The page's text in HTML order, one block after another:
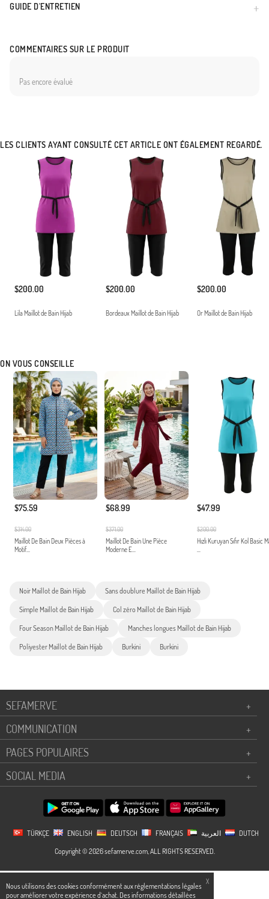
X
Nous utilisons des cookies conformément aux réglementations légales
pour améliorer votre expérience d`achat. Des informations détaillées
GUIDE D'ENTRETIEN
COMMENTAIRES SUR LE PRODUIT
Pas encore évalué
LES CLIENTS AYANT CONSULTÉ CET ARTICLE ONT ÉGALEMENT REGARDÉ.
$200.00
Lila Maillot de Bain Hijab
$200.00
Bordeaux Maillot de Bain Hijab
$200.00
Or Maillot de Bain Hijab
ON VOUS CONSEILLE
$75.59
$314.00
Maillot De Bain Deux Pièces à
Motif...
$68.99
$371.00
Maillot De Bain Une Pièce
Moderne E...
$47.99
$200.00
Hızlı Kuruyan Sıfır Kol Basic
...
Noir Maillot de Bain Hijab Sans doublure Maillot de Bain Hijab
Simple Maillot de Bain Hijab Col zéro Maillot de Bain Hijab
Four Season Maillot de Bain Hijab Manches longues Maillot de Bain Hijab
Poliyester Maillot de Bain Hijab Burkini Burkini
SEFAMERVE
+
COMMUNICATION
+
PAGES POPULAIRES
+
SOCIAL MEDIA
+
TÜRKÇE ENGLISH DEUTSCH FRANÇAIS
DUTCH
Copyright © 2026 sefamerve.com, ALL RIGHTS RESERVED.